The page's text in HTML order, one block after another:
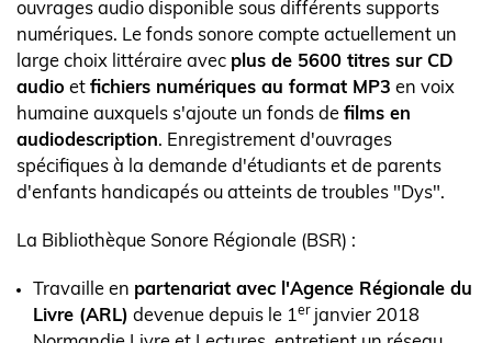
ouvrages audio disponible sous différents supports
numériques. Le fonds sonore compte actuellement un
large choix littéraire avec plus de 5600 titres sur CD
audio et fichiers numériques au format MP3 en voix
humaine auxquels s'ajoute un fonds de films en
audiodescription. Enregistrement d'ouvrages
spécifiques à la demande d'étudiants et de parents
d'enfants handicapés ou atteints de troubles "Dys".
La Bibliothèque Sonore Régionale (BSR) :
Travaille en partenariat avec l'Agence Régionale du
Livre (ARL) devenue depuis le 1er janvier 2018